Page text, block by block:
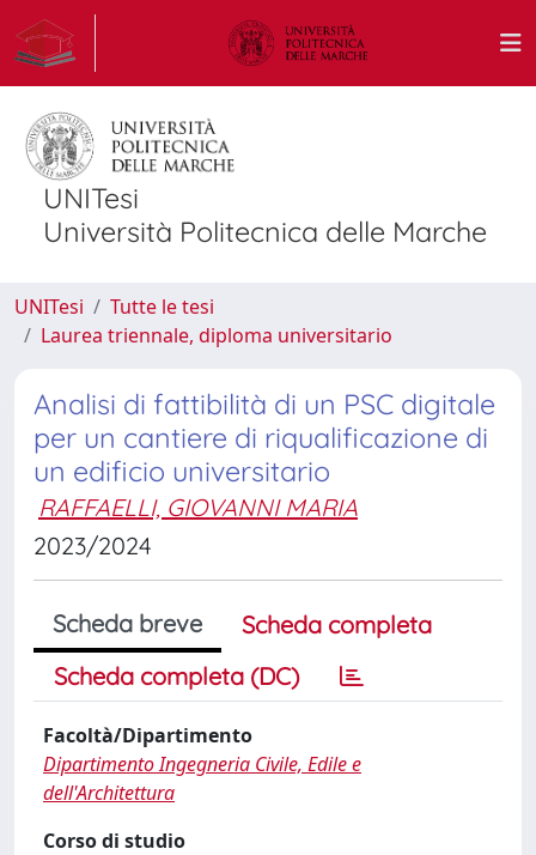
UNITesi
Università Politecnica delle Marche
UNITesi
Tutte le tesi
Laurea triennale, diploma universitario
Analisi di fattibilità di un PSC digitale
per un cantiere di riqualificazione di
un edificio universitario
RAFFAELLI, GIOVANNI MARIA
2023/2024
Scheda breve
Scheda completa
Scheda completa (DC)
Facoltà/Dipartimento
Dipartimento Ingegneria Civile, Edile e
dell'Architettura
Corso di studio